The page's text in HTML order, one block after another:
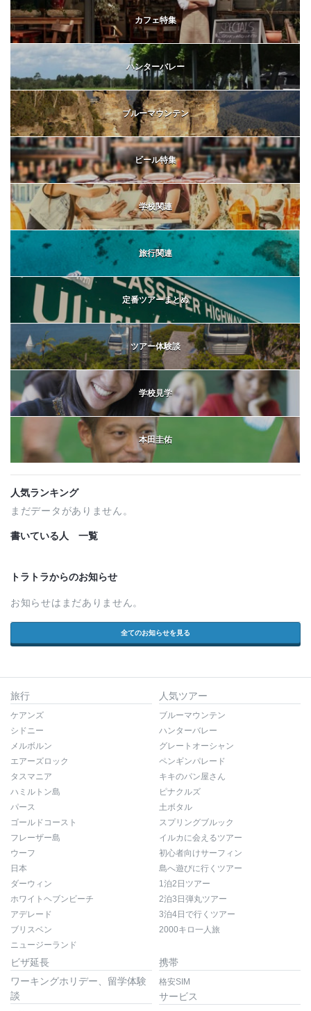
カフェ特集
ハンターバレー
ブルーマウンテン
ビール特集
学校関連
旅行関連
定番ツアーまとめ
ツアー体験談
学校見学
本田圭佑
人気ランキング
まだデータがありません。
書いている人 一覧
トラトラからのお知らせ
お知らせはまだありません。
全てのお知らせを見る
旅行
ケアンズ
シドニー
メルボルン
エアーズロック
タスマニア
ハミルトン島
パース
ゴールドコースト
フレーザー島
ウーフ
日本
ダーウィン
ホワイトヘブンビーチ
アデレード
ブリスベン
ニュージーランド
人気ツアー
ブルーマウンテン
ハンターバレー
グレートオーシャン
ペンギンパレード
キキのパン屋さん
ピナクルズ
土ボタル
スプリングブルック
イルカに会えるツアー
初心者向けサーフィン
島へ遊びに行くツアー
1泊2日ツアー
2泊3日弾丸ツアー
3泊4日で行くツアー
2000キロ一人旅
ビザ延長
ワーキングホリデー、留学体験
談
携帯
格安SIM
サービス